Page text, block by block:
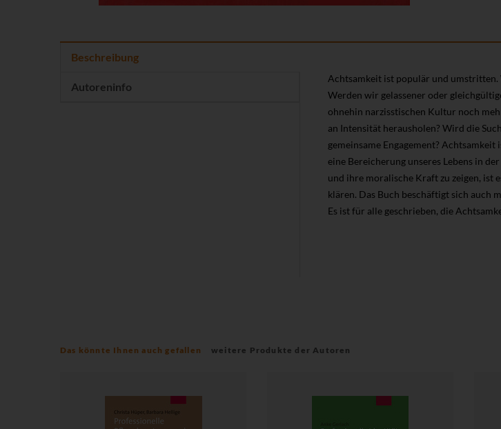
Beschreibung
Autoreninfo
Achtsamkeit ist populär und
Werden wir gelassener oder
ohnehin narzisstischen Kultur noch
an Intensität herausholen? Wird die
gemeinsame Engagement?
eine Bereicherung unseres Lebens in
und ihre moralische Kraft zu zeigen, ist
klären. Das Buch beschäftigt sich auch
Es ist für alle geschrieben, die
Das könnte Ihnen auch gefallen weitere Produkte der Autoren